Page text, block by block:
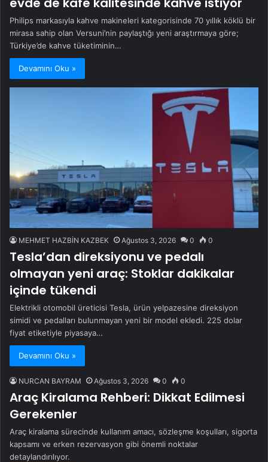
Philips markasıyla kahve makineleri kategorisinde 70 yıllık köklü bir
mirasa sahip olan Versuni’nin paylaştığı yeni araştırmaya göre;
Türkiye’de kahve tüketiminin…
Devamını Oku »
MEHMET HAZBİN KAZBEK Ağustos 3, 2026 0 0
Tesla’dan direksiyonu ve pedalı
olmayan yeni araç: Stoklar dakikalar
içinde tükendi
Elektrikli otomobil üreticisi Tesla, ürün yelpazesine direksiyon
simidi ve pedalları bulunmayan yeni bir model ekledi. 225 dolar
fiyat etiketiyle piyasaya…
Devamını Oku »
NURCAN BAYRAM Ağustos 3, 2026 0 0
Araç Kiralama Rehberi: Dikkat Edilmesi
Gerekenler
Araç kiralama sürecinde kullanım amacı, sözleşme koşulları, sigorta
kapsamı ve erken rezervasyon gibi önemli noktalar
detaylandırılıyor.